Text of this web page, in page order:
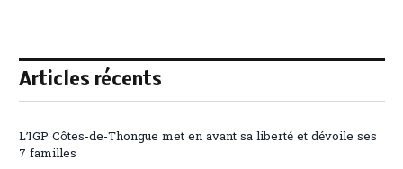
Articles récents
L’IGP Côtes-de-Thongue met en avant sa liberté et dévoile ses
7 familles